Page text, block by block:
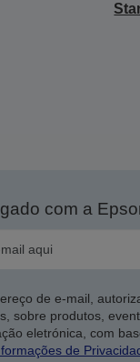
com a
de e-mail,
sobre produtos,
eletrónica, com
de